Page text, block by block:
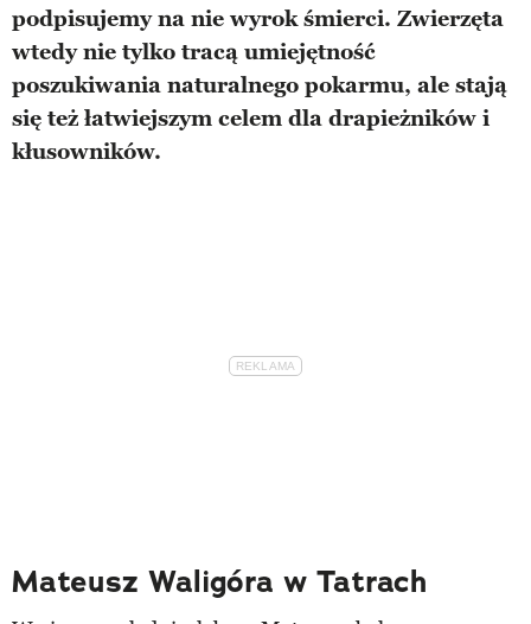
podpisujemy na nie wyrok śmierci. Zwierzęta
wtedy nie tylko tracą umiejętność
poszukiwania naturalnego pokarmu, ale stają
się też łatwiejszym celem dla drapieżników i
kłusowników.
Mateusz Waligóra w Tatrach